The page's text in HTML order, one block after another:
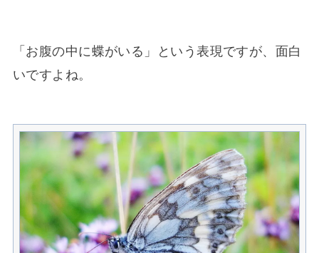
「お腹の中に蝶がいる」という表現ですが、面白
いですよね。